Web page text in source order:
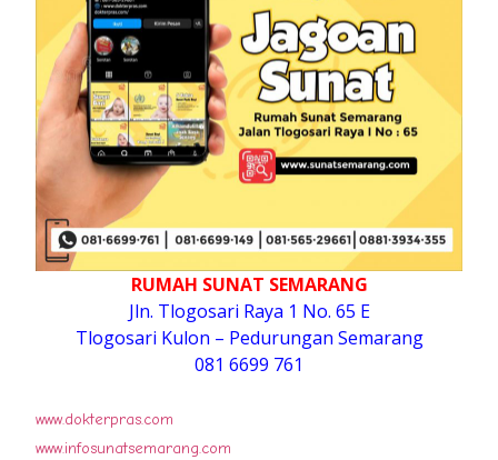
RUMAH SUNAT SEMARANG
Jln. Tlogosari Raya 1 No. 65 E
Tlogosari Kulon – Pedurungan Semarang
081 6699 761
www.dokterpras.com
www.infosunatsemarang.com